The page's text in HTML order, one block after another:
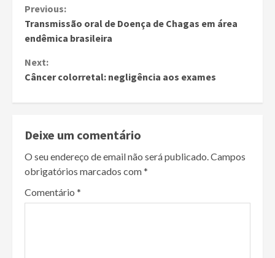
Continue
Reading
Previous:
Transmissão oral de Doença de Chagas em área
endêmica brasileira
Next:
Câncer colorretal: negligência aos exames
Deixe um comentário
O seu endereço de email não será publicado.Campos
obrigatórios marcados com*
Comentário *